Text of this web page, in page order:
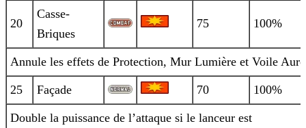
20
Casse-
Briques
75 100%
Annule les effets de Protection, Mur Lumière et Voile
25 Façade 70 100%
Double la puissance de l’attaque si le lanceur est